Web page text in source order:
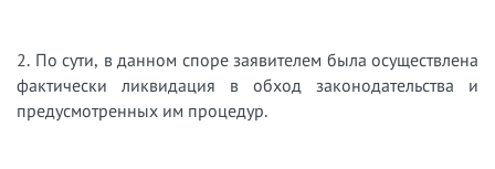
2. По сути, в данном споре заявителем была осуществлена
фактически ликвидация в обход законодательства и
предусмотренных им процедур.